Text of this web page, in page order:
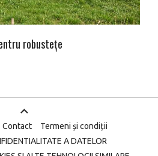
robustețe
Contact
Termeni și condiții
A DATELOR